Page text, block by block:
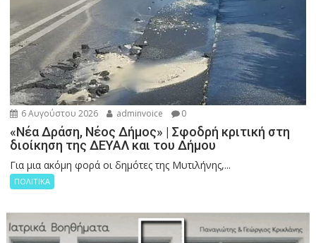
6 Αυγούστου 2026 adminvoice 0
«Νέα Δράση, Νέος Δήμος» | Σφοδρή κριτική στη
διοίκηση της ΔΕΥΑΛ και του Δήμου
Για μια ακόμη φορά οι δημότες της Μυτιλήνης,...
ΠΟΛΙΤΙΚΑ